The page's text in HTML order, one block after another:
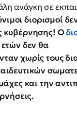
ανάγκη σε
διορισμοί
κυβέρνησης! Ο
δεν θα
χωρίς τους
και την